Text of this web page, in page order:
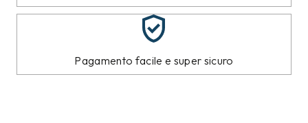
Pagamento facile e super sicuro